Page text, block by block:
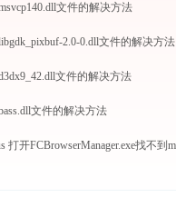
文件的解决方法
2.0-0.dll文件的解决方法
文件的解决方法
文件的解决方法